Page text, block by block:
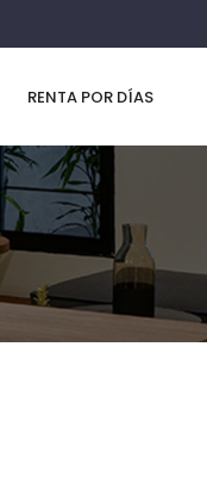
RENTA POR DÍAS